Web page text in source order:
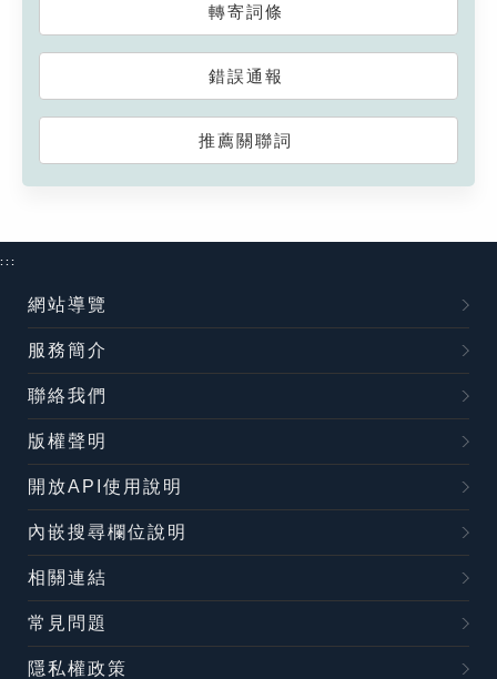
轉寄詞條
錯誤通報
推薦關聯詞
:::
網站導覽
服務簡介
聯絡我們
版權聲明
開放API使用說明
內嵌搜尋欄位說明
相關連結
常見問題
隱私權政策